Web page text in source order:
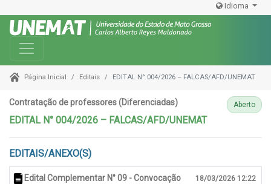
Idioma
Toggle navigation
Página Inicial Editais EDITAL N° 004/2026 – FALCAS/AFD/UNEMAT
Contratação de professores (Diferenciadas) Aberto
EDITAL N° 004/2026 – FALCAS/AFD/UNEMAT
EDITAIS/ANEXO(S)
Edital Complementar N° 09 - Convocação 18/03/2026 12:22